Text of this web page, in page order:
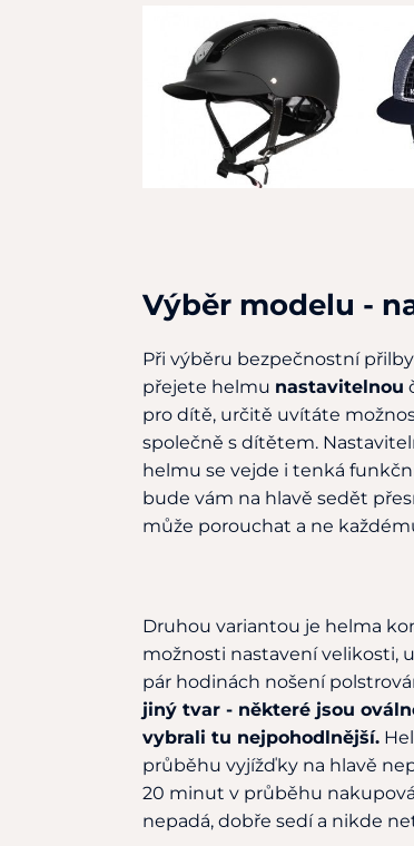
Výběr modelu -
Při výběru bezpečnostní
přejete helmu nastavitelnou
pro dítě, určitě uvítáte
společně s dítětem.
helmu se vejde i tenká
bude vám na hlavě sedět
může porouchat a ne
Druhou variantou je helma
možnosti nastavení velikosti,
pár hodinách nošení
jiný tvar - některé jsou
vybrali tu nejpohodlnější.
průběhu vyjížďky na hlavě
20 minut v průběhu
nepadá, dobře sedí a nikde